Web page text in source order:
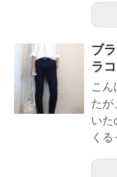
ブ
ラ
こ
たが
いた
く